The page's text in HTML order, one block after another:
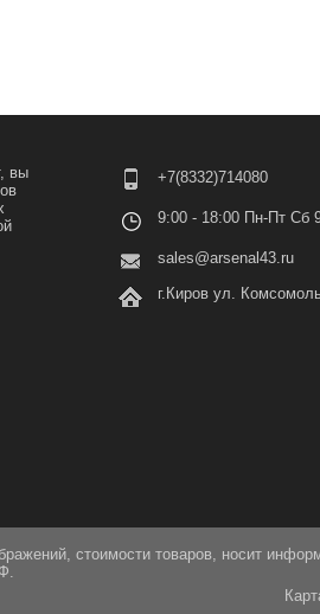
вы
+7(8332)714080
9:00 - 18:00 Пн-Пт Сб
sales@arsenal43.ru
г.Киров ул.
стоимости товаров, носит